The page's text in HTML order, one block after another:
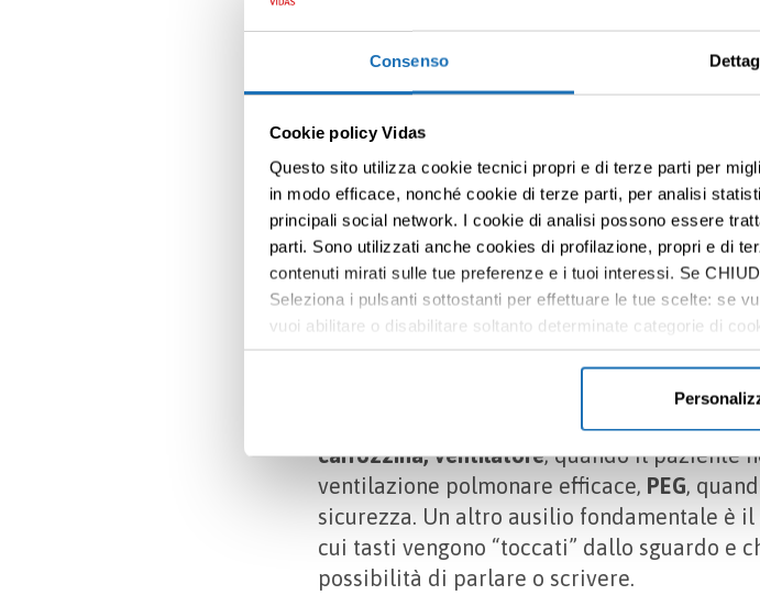
Consenso
Cookie policy Vidas
Questo sito utilizza cookie tecnici propri e di terze parti per
in modo efficace, nonché cookie di terze parti, per analisi
principali social network. I cookie di analisi possono essere
parti. Sono utilizzati anche cookies di profilazione, propri e di
contenuti mirati sulle tue preferenze e i tuoi interessi. Se
Seleziona i pulsanti sottostanti per effettuare le tue scelte: se
vuoi abilitare o disabilitare soltanto determinate categorie di
informazioni e modificare le tue preferenze vai alla nostra
“La malattia causa spesso una sofferenza globale,
anche psicologica, perché col progredire delle
e matura la consapevolezza di
I bisogni assistenziali di
Il deficit causato dalla SLA è progressivo e
al movimento, alla
della respirazione. Ecco perché
, diversi in base allo
carrozzina, ventilatore, quando il paziente
ventilazione polmonare efficace, PEG,
sicurezza. Un altro ausilio fondamentale è il
cui tasti vengono “toccati” dallo sguardo e
possibilità di parlare o scrivere.